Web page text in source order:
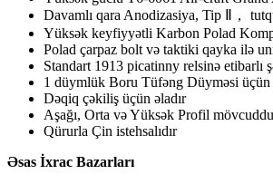
Davamlı qara Anodizasiya, Tip Ⅱ，
Yüksək keyfiyyətli Karbon Polad
Polad çarpaz bolt və taktiki qayka ilə
Standart 1913 picatinny relsinə etibarlı
1 düymlük Boru Tüfəng Düyməsi
Dəqiq çəkiliş üçün əladır
Aşağı, Orta və Yüksək Profil
Qürurla Çin istehsalıdır
Əsas İxrac Bazarları